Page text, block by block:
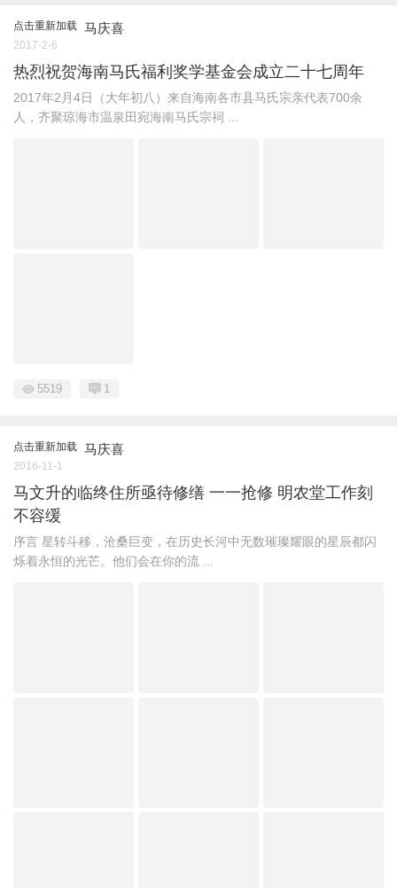
点击重新加载 马庆喜
2017-2-6
热烈祝贺海南马氏福利奖学基金会成立二十七周年
2017年2月4日（大年初八）来自海南各市县马氏宗亲代表700余
人，齐聚琼海市温泉田宛海南马氏宗祠 ...
5519 1
点击重新加载 马庆喜
2016-11-1
马文升的临终住所亟待修缮 一一抢修 明农堂工作刻
不容缓
序言 星转斗移，沧桑巨变，在历史长河中无数璀璨耀眼的星辰都闪
烁着永恒的光芒。他们会在你的流 ...